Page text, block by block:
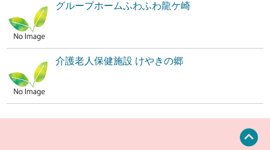
グループホームふわふわ龍ケ崎
介護老人保健施設 けやきの郷